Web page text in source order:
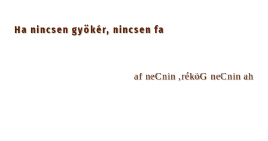
Ha nincsen gyökér, nincsen fa
ha ninCen Gökér, ninCen fa